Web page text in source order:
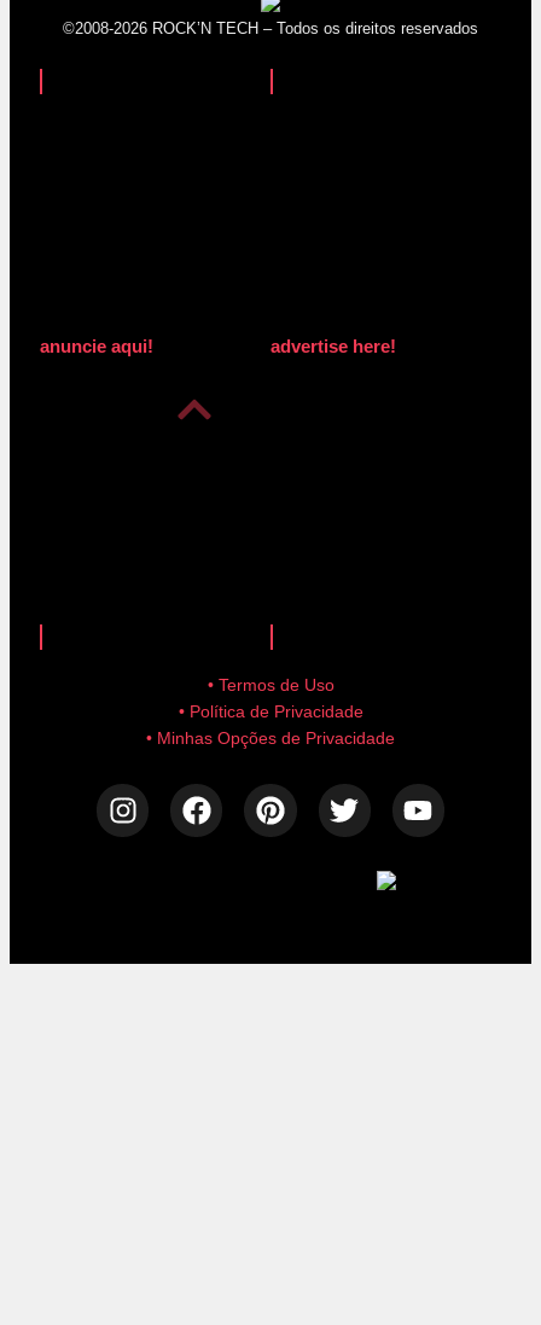
©2008-2026 ROCK’N TECH – Todos os direitos reservados
anuncie aqui! advertise here!
• Termos de Uso
• Política de Privacidade
• Minhas Opções de Privacidade